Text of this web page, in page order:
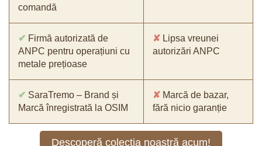
comandă
✔ Firmă autorizată de
ANPC pentru operațiuni cu
metale prețioase
✘ Lipsa vreunei
autorizări ANPC
✔ SaraTremo – Brand și
Marcă înregistrată la OSIM
✘ Marcă de bazar,
fără nicio garanție
Descoperă colecția noastră acum!